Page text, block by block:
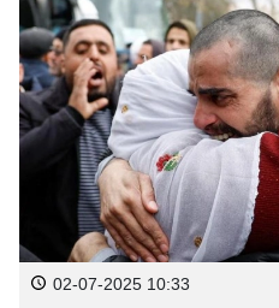
02-07-2025 10:33